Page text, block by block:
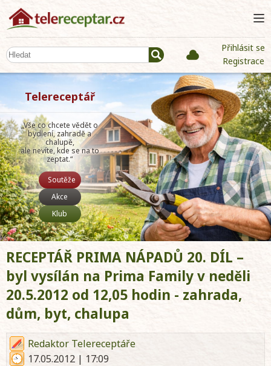
RECEPTÁŘ PRIMA NÁPADŮ 20. DÍL –
byl vysílán na Prima Family v neděli
20.5.2012 od 12,05 hodin - zahrada,
dům, byt, chalupa
Redaktor Telereceptáře
17.05.2012 | 17:09
Přihlásit se
Registrace
Telereceptář
„Vše co chcete vědět o
bydlení, zahradě a
chalupě,
ale nevíte, kde se na to
zeptat.“
Soutěže
Akce
Klub